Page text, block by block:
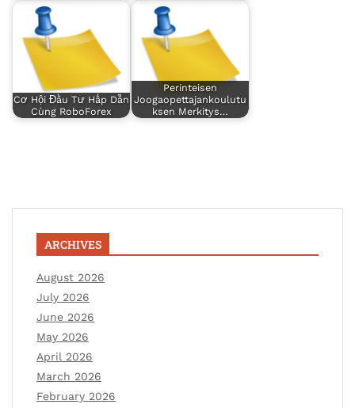
Cơ Hội Đầu Tư Hấp Dẫn
Cùng RoboForex
Perinteisen
Joogaopettajankoulutu
ksen Merkitys…
ARCHIVES
August 2026
July 2026
June 2026
May 2026
April 2026
March 2026
February 2026